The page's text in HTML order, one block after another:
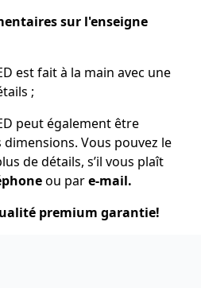
sur l'enseigne
est fait à la main avec une
;
peut également être
Vous pouvez le
de détails, s’il vous plaît
ou pare-mail.
premium garantie!